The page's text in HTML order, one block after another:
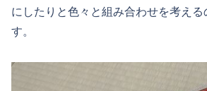
にしたりと色々と組み合わせを考え
す。